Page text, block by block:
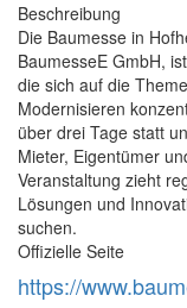
Beschreibung
Die Baumesse in
BaumesseE GmbH,
die sich auf die
Modernisieren
über drei Tage statt
Mieter, Eigentümer
Veranstaltung zieht
Lösungen und
suchen.
Offizielle Seite
https://